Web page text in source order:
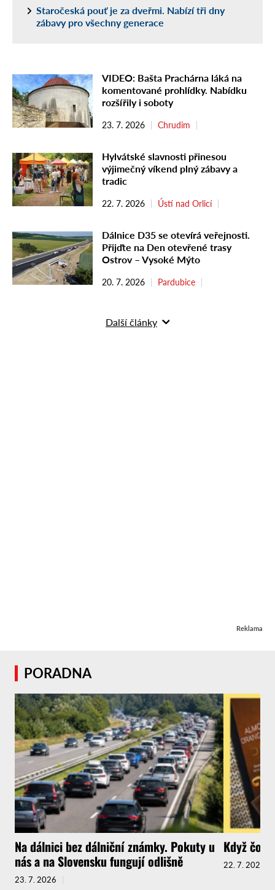
Staročeská pouť je za dveřmi. Nabízí tři dny
zábavy pro všechny generace
VIDEO: Bašta Prachárna láká na
komentované prohlídky. Nabídku
rozšířily i soboty
23. 7. 2026 Chrudim
Hylvátské slavnosti přinesou
výjimečný víkend plný zábavy a
tradic
22. 7. 2026 Ústí nad Orlicí
Dálnice D35 se otevírá veřejnosti.
Přijďte na Den otevřené trasy
Ostrov – Vysoké Mýto
20. 7. 2026 Pardubice
Další články
Reklama
PORADNA
Na dálnici bez dálniční známky. Pokuty u
nás a na Slovensku fungují odlišně
23. 7. 2026
Když
22. 7. 2026